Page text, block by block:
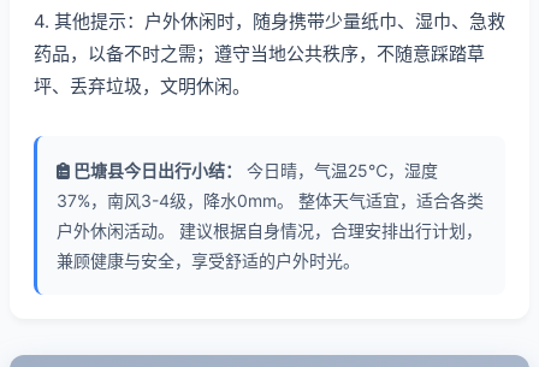
4. 其他提示：户外休闲时，随身携带少量纸巾、湿巾、急救
药品，以备不时之需；遵守当地公共秩序，不随意踩踏草
坪、丢弃垃圾，文明休闲。
巴塘县今日出行小结：
今日晴，气温25℃，湿度
37%，南风3-4级，降水0mm。 整体天气适宜，适合各类
户外休闲活动。 建议根据自身情况，合理安排出行计划，
兼顾健康与安全，享受舒适的户外时光。